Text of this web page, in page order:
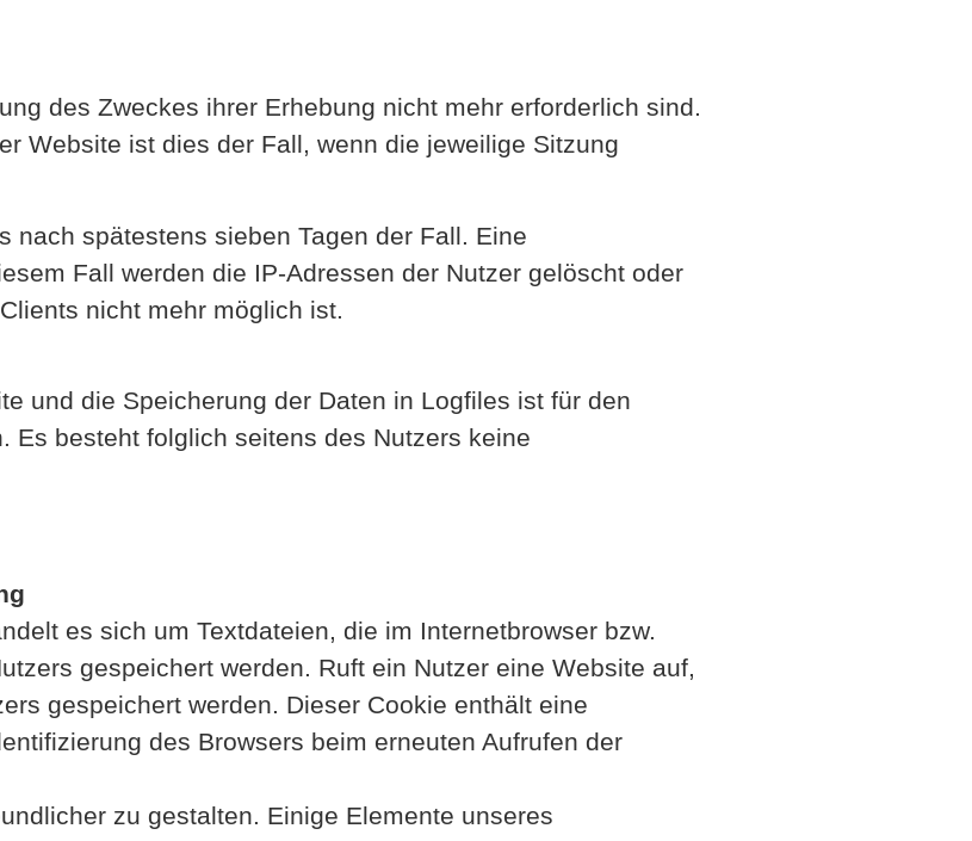
des Zweckes ihrer Erhebung nicht mehr erforderlich sind.
Website ist dies der Fall, wenn die jeweilige Sitzung
nach spätestens sieben Tagen der Fall. Eine
Fall werden die IP-Adressen der Nutzer gelöscht oder
nicht mehr möglich ist.
und die Speicherung der Daten in Logfiles ist für den
Es besteht folglich seitens des Nutzers keine
es sich um Textdateien, die im Internetbrowser bzw.
gespeichert werden. Ruft ein Nutzer eine Website auf,
gespeichert werden. Dieser Cookie enthält eine
des Browsers beim erneuten Aufrufen der
zu gestalten. Einige Elemente unseres